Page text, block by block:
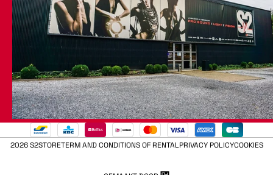
2026 S2STORETERM AND CONDITIONS OF RENTALPRIVACY POLICYCOOKIES